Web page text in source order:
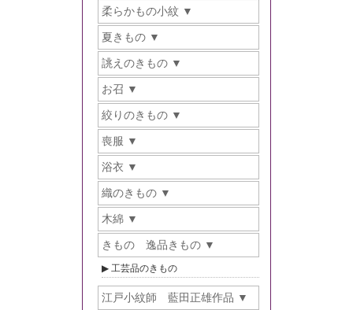
柔らかもの小紋
夏きもの
誂えのきもの
お召
絞りのきもの
喪服
浴衣
織のきもの
木綿
きもの 逸品きもの
工芸品のきもの
江戸小紋師 藍田正雄作品